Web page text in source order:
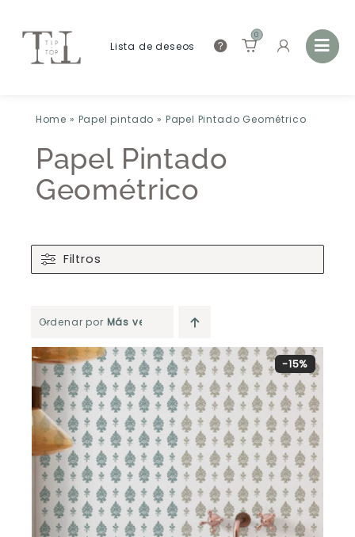
Lista de deseos
0
Home » Papel pintado » Papel Pintado Geométrico
Papel Pintado
Geométrico
Filtros
Ordenar por Más vendido
-15%